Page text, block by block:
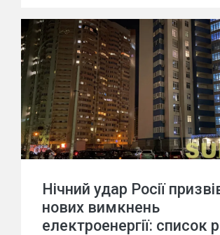
Нічний удар Росії
нових вимкнень
електроенергії: список